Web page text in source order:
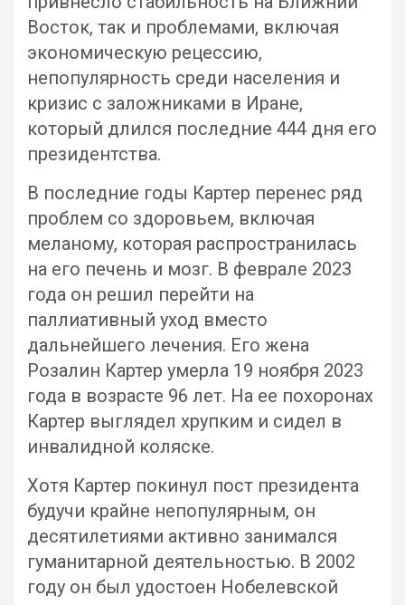
Восток, так и проблемами, включая
экономическую рецессию,
непопулярность среди населения и
кризис с заложниками в Иране,
который длился последние 444 дня его
президентства.
В последние годы Картер перенес ряд
проблем со здоровьем, включая
меланому, которая распространилась
на его печень и мозг. В феврале 2023
года он решил перейти на
паллиативный уход вместо
дальнейшего лечения. Его жена
Розалин Картер умерла 19 ноября 2023
года в возрасте 96 лет. На ее похоронах
Картер выглядел хрупким и сидел в
инвалидной коляске.
Хотя Картер покинул пост президента
будучи крайне непопулярным, он
десятилетиями активно занимался
гуманитарной деятельностью. В 2002
году он был удостоен Нобелевской